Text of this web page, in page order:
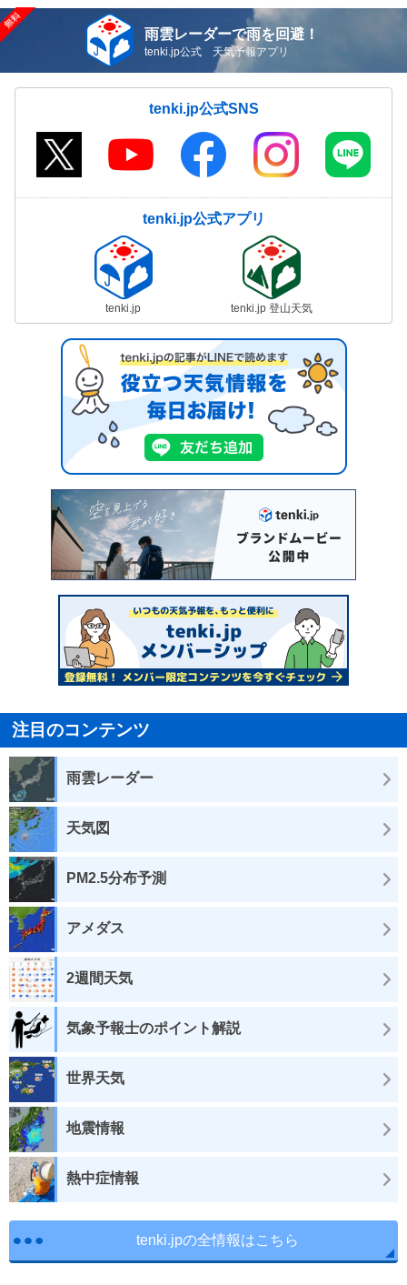
雨雲レーダーで雨を回避！
tenki.jp公式 天気予報アプリ
tenki.jp公式SNS
tenki.jp公式アプリ
tenki.jp tenki.jp 登山天気
注目のコンテンツ
雨雲レーダー
天気図
PM2.5分布予測
アメダス
2週間天気
気象予報士のポイント解説
世界天気
地震情報
熱中症情報
tenki.jpの全情報はこちら